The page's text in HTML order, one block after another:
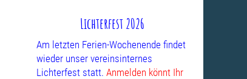
Lichterfest 2026
Am letzten Ferien-Wochenende findet
wieder unser vereinsinternes
Lichterfest statt. Anmelden könnt Ihr